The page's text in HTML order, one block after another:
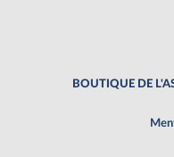
BOUTIQUE DE